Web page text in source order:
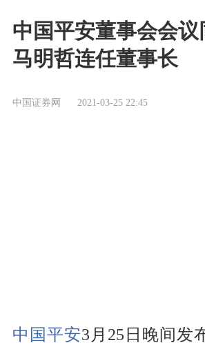
中国平安董事会会议
马明哲连任董事长
中国证券网 2021-03-25 22:45
中国平安3月25日晚间发